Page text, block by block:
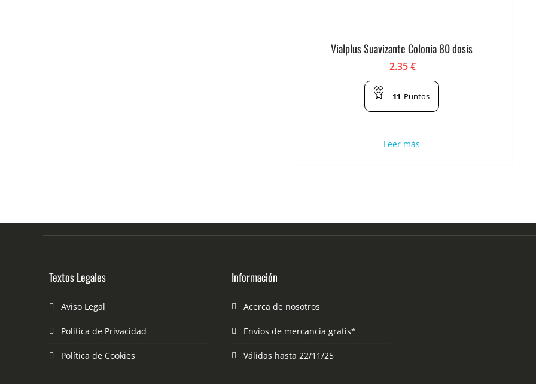
Vialplus Suavizante Colonia 80 dosis
2.35€
11 Puntos
Leer más
Textos Legales
Aviso Legal
Política de Privacidad
Política de Cookies
Información
Acerca de nosotros
Envíos de mercancía gratis*
Válidas hasta 22/11/25